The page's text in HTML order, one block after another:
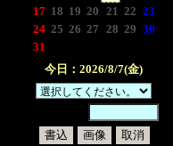
17 18 19 20 21 22 23
24 25 26 27 28 29 30
31
今日：2026/8/7(金)